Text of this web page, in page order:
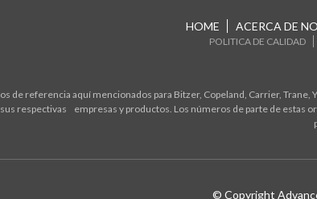
HOME ACERCA DE
POLITICA DE CALIDAD
de referencia aquí mencionados para Bitzer, Copeland, Carrier, Trane,
respectivas empresas y productos. Los números de parte de
© Copyright